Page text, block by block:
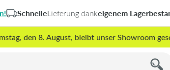
SchnelleLieferung dankeigenem
den 8. August, bleibt unser Showroom